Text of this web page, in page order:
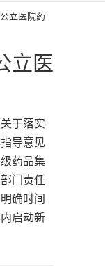
立医院药
立医
于落实
导意见
药品集
门责任
确时间
启动新